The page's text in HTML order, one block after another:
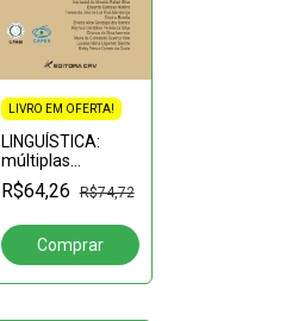
LIVRO EM OFERTA!
LINGUÍSTICA:
múltiplas
abordagens
R$64,26 R$74,72